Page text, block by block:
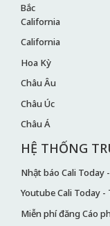
Bắc
California
California
Hoa Kỳ
Châu Âu
Châu Úc
Châu Á
HỆ THỐNG
Nhật báo Cali Today
Youtube Cali Today
Miễn phí đăng Cáo